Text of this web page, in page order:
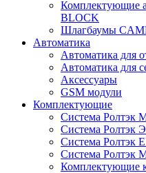
Комплектующие
BLOCK
Шлагбаумы
Автоматика
Автоматика для
Автоматика для
Аксессуары
GSM модули
Комплектующие
Система
Система Ролтэк
Система Ролтэк
Система Ролтэк
Комплектующие